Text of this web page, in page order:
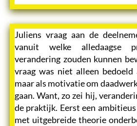
Juliens vraag aan de
vanuit welke alledaagse
verandering zouden kunnen
vraag was niet alleen bedoeld
maar als motivatie om
gaan. Want, zo zei hij,
de praktijk. Eerst een
met uitgebreide theorie